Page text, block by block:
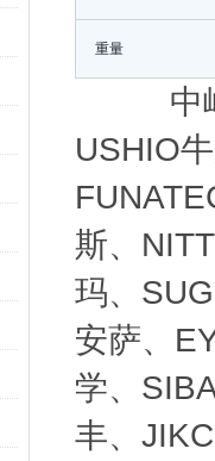
重量
中
USHIO
斯、
玛、
安萨、
学、
丰、